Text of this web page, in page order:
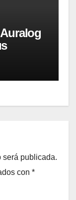
será publicada.
con *